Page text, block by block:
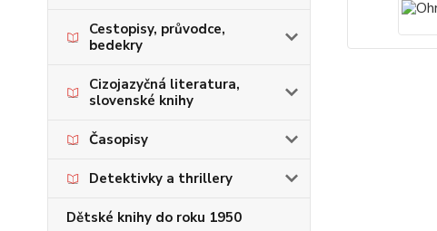
Cestopisy, průvodce,
bedekry
Cizojazyčná literatura,
slovenské knihy
Časopisy
Detektivky a thrillery
Dětské knihy do roku 1950